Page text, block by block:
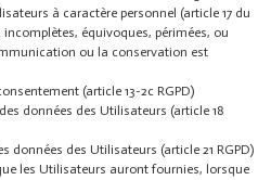
à caractère personnel (article 17 du
incomplètes, équivoques, périmées, ou
ou la conservation est
(article 13-2c RGPD)
données des Utilisateurs (article 18
des Utilisateurs (article 21 RGPD)
les Utilisateurs auront fournies, lorsque